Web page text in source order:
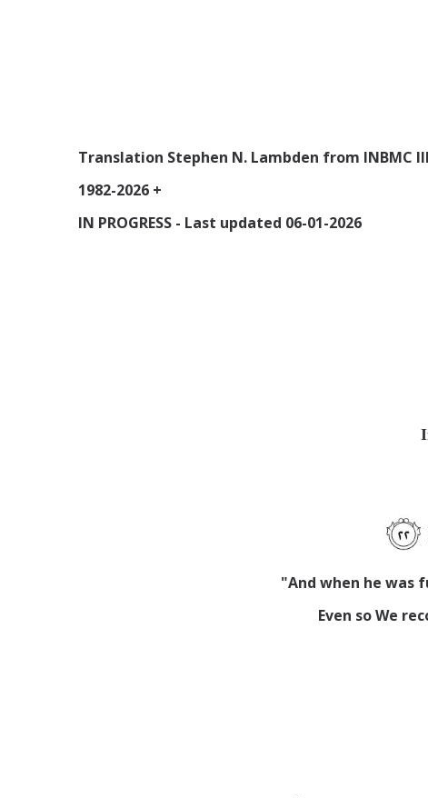
Translation Stephen N. Lambden from INBMC
1982-2026 +
IN PROGRESS - Last updated 06-01-2026
"And when he was
Even so We